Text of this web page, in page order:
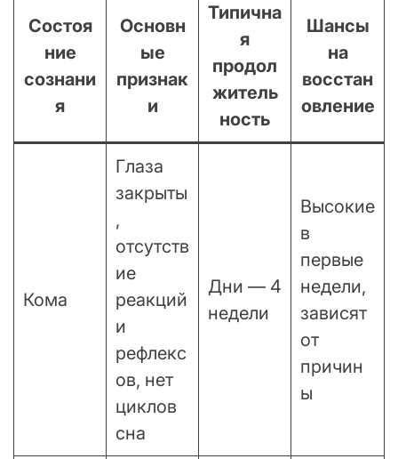
Состоя
ние
сознани
я
Основн
ые
признак
и
Типична
я
продол
житель
ность
Шансы
на
восстан
овление
Кома
Глаза
закрыты
,
отсутств
ие
реакций
и
рефлекс
ов, нет
циклов
сна
Дни — 4
недели
Высокие
в
первые
недели,
зависят
от
причин
ы